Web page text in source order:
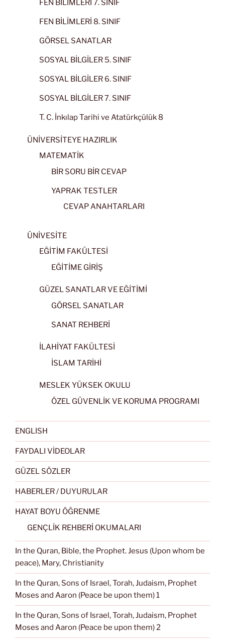
FEN BİLİMLERİ 7. SINIF
FEN BİLİMLERİ 8. SINIF
GÖRSEL SANATLAR
SOSYAL BİLGİLER 5. SINIF
SOSYAL BİLGİLER 6. SINIF
SOSYAL BİLGİLER 7. SINIF
T. C. İnkılap Tarihi ve Atatürkçülük 8
ÜNİVERSİTEYE HAZIRLIK
MATEMATİK
BİR SORU BİR CEVAP
YAPRAK TESTLER
CEVAP ANAHTARLARI
ÜNİVESİTE
EĞİTİM FAKÜLTESİ
EĞİTİME GİRİŞ
GÜZEL SANATLAR VE EĞİTİMİ
GÖRSEL SANATLAR
SANAT REHBERİ
İLAHİYAT FAKÜLTESİ
İSLAM TARİHİ
MESLEK YÜKSEK OKULU
ÖZEL GÜVENLİK VE KORUMA PROGRAMI
ENGLISH
FAYDALI VİDEOLAR
GÜZEL SÖZLER
HABERLER / DUYURULAR
HAYAT BOYU ÖĞRENME
GENÇLİK REHBERİ OKUMALARI
In the Quran, Bible, the Prophet. Jesus (Upon whom be
peace), Mary, Christianity
In the Quran, Sons of Israel, Torah, Judaism, Prophet
Moses and Aaron (Peace be upon them) 1
In the Quran, Sons of Israel, Torah, Judaism, Prophet
Moses and Aaron (Peace be upon them) 2